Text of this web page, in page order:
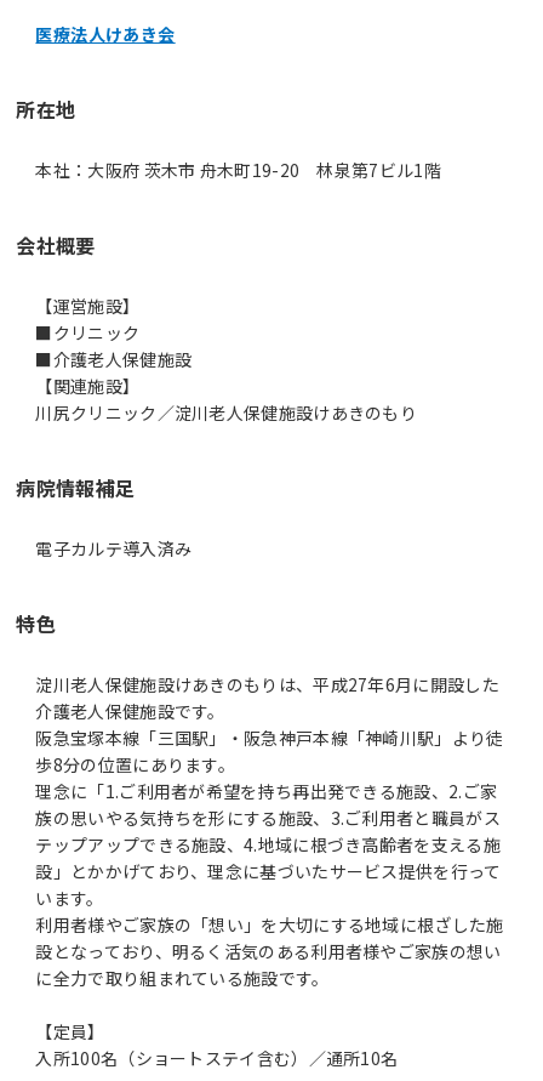
医療法人けあき会
所在地
本社：大阪府 茨木市 舟木町19-20 林泉第7ビル1階
会社概要
【運営施設】
■クリニック
■介護老人保健施設
【関連施設】
川尻クリニック／淀川老人保健施設けあきのもり
病院情報補足
電子カルテ導入済み
特色
淀川老人保健施設けあきのもりは、平成27年6月に開設した
介護老人保健施設です。
阪急宝塚本線「三国駅」・阪急神戸本線「神崎川駅」より徒
歩8分の位置にあります。
理念に「1.ご利用者が希望を持ち再出発できる施設、2.ご家
族の思いやる気持ちを形にする施設、3.ご利用者と職員がス
テップアップできる施設、4.地域に根づき高齢者を支える施
設」とかかげており、理念に基づいたサービス提供を行って
います。
利用者様やご家族の「想い」を大切にする地域に根ざした施
設となっており、明るく活気のある利用者様やご家族の想い
に全力で取り組まれている施設です。
【定員】
入所100名（ショートステイ含む）／通所10名